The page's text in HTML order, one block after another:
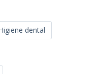
dental